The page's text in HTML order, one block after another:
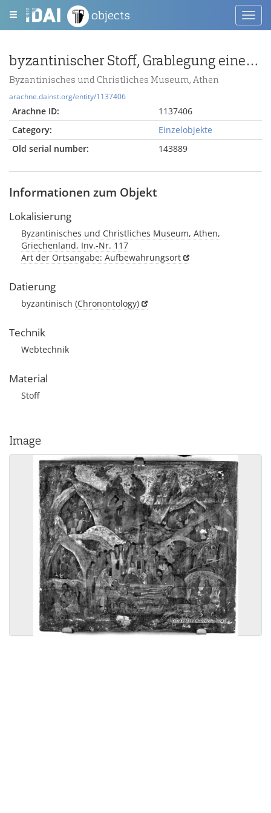
objects
byzantinischer Stoff, Grablegung eines Eremiten
Byzantinisches und Christliches Museum, Athen
arachne.dainst.org/entity/1137406
Arachne ID:
1137406
Category:
Einzelobjekte
Old serial number:
143889
Informationen zum Objekt
Lokalisierung
Byzantinisches und Christliches Museum, Athen,
Griechenland, Inv.-Nr. 117
Art der Ortsangabe: Aufbewahrungsort
Datierung
byzantinisch (Chronontology)
Technik
Webtechnik
Material
Stoff
Image